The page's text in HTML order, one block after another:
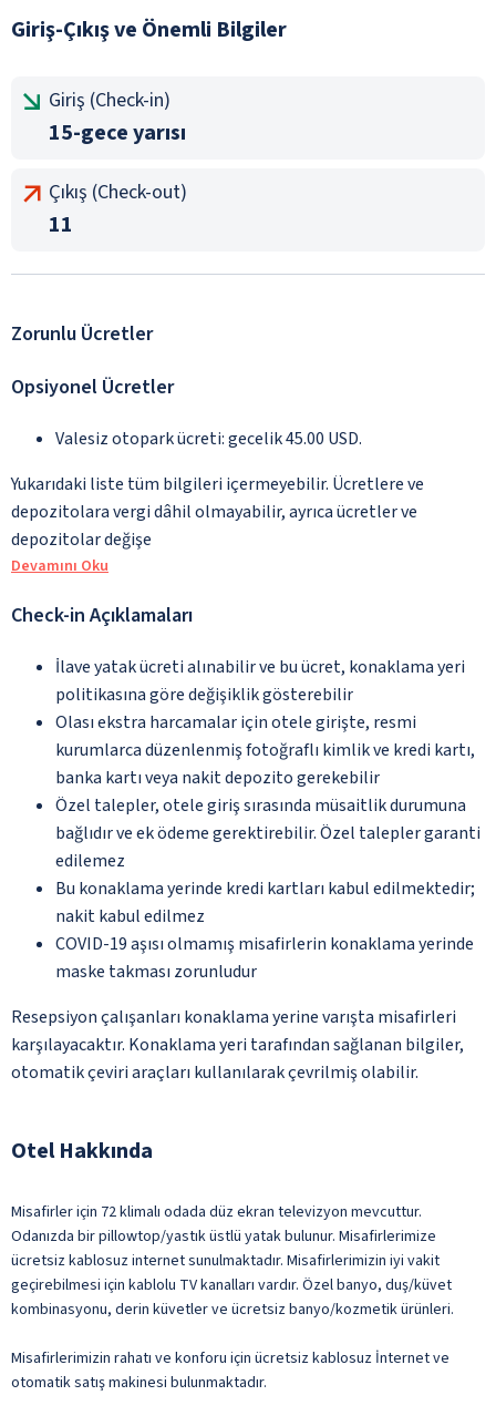
Giriş-Çıkış ve Önemli Bilgiler
Giriş (Check-in)
15-gece yarısı
Çıkış (Check-out)
11
Zorunlu Ücretler
Opsiyonel Ücretler
Valesiz otopark ücreti: gecelik 45.00 USD.
Yukarıdaki liste tüm bilgileri içermeyebilir. Ücretlere ve
depozitolara vergi dâhil olmayabilir, ayrıca ücretler ve
depozitolar değişe
Devamını Oku
Check-in Açıklamaları
İlave yatak ücreti alınabilir ve bu ücret, konaklama yeri
politikasına göre değişiklik gösterebilir
Olası ekstra harcamalar için otele girişte, resmi
kurumlarca düzenlenmiş fotoğraflı kimlik ve kredi kartı,
banka kartı veya nakit depozito gerekebilir
Özel talepler, otele giriş sırasında müsaitlik durumuna
bağlıdır ve ek ödeme gerektirebilir. Özel talepler garanti
edilemez
Bu konaklama yerinde kredi kartları kabul edilmektedir;
nakit kabul edilmez
COVID-19 aşısı olmamış misafirlerin konaklama yerinde
maske takması zorunludur
Resepsiyon çalışanları konaklama yerine varışta misafirleri
karşılayacaktır. Konaklama yeri tarafından sağlanan bilgiler,
otomatik çeviri araçları kullanılarak çevrilmiş olabilir.
Otel Hakkında
Misafirler için 72 klimalı odada düz ekran televizyon mevcuttur.
Odanızda bir pillowtop/yastık üstlü yatak bulunur. Misafirlerimize
ücretsiz kablosuz internet sunulmaktadır. Misafirlerimizin iyi vakit
geçirebilmesi için kablolu TV kanalları vardır. Özel banyo, duş/küvet
kombinasyonu, derin küvetler ve ücretsiz banyo/kozmetik ürünleri.
Misafirlerimizin rahatı ve konforu için ücretsiz kablosuz İnternet ve
otomatik satış makinesi bulunmaktadır.